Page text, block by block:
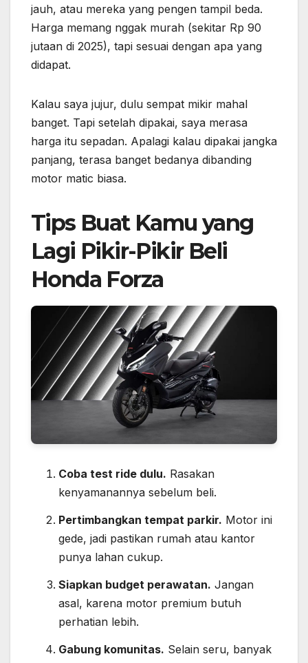
jauh, atau mereka yang pengen tampil beda.
Harga memang nggak murah (sekitar Rp 90
jutaan di 2025), tapi sesuai dengan apa yang
didapat.
Kalau saya jujur, dulu sempat mikir mahal
banget. Tapi setelah dipakai, saya merasa
harga itu sepadan. Apalagi kalau dipakai jangka
panjang, terasa banget bedanya dibanding
motor matic biasa.
Tips Buat Kamu yang
Lagi Pikir-Pikir Beli
Honda Forza
Coba test ride dulu. Rasakan
kenyamanannya sebelum beli.
Pertimbangkan tempat parkir. Motor ini
gede, jadi pastikan rumah atau kantor
punya lahan cukup.
Siapkan budget perawatan. Jangan
asal, karena motor premium butuh
perhatian lebih.
Gabung komunitas. Selain seru, banyak